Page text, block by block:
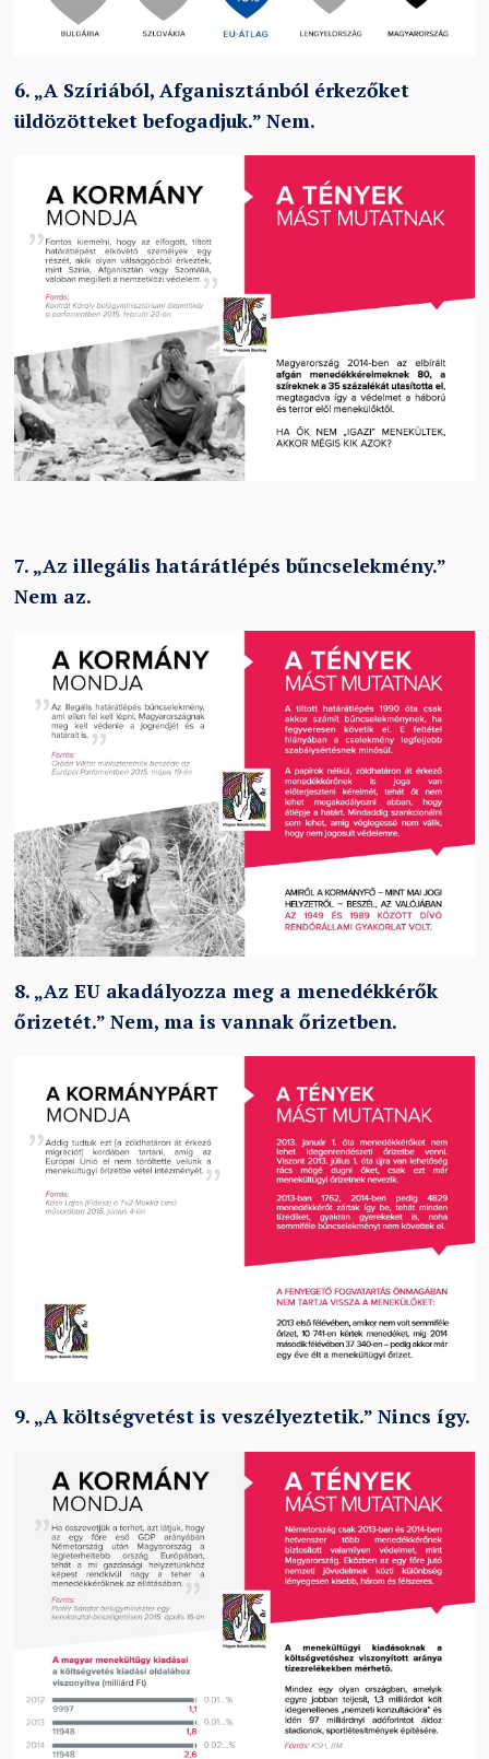
6. „A Szíriából, Afganisztánból érkezőket
üldözötteket befogadjuk.” Nem.
7. „Az illegális határátlépés bűncselekmény.”
Nem az.
8. „Az EU akadályozza meg a menedékkérők
őrizetét.” Nem, ma is vannak őrizetben.
9. „A költségvetést is veszélyeztetik.” Nincs így.